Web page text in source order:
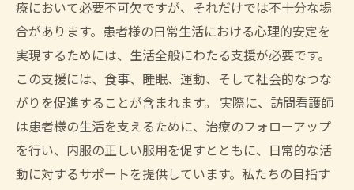
療において必要不可欠ですが、それだけでは不十分な場
合があります。患者様の日常生活における心理的安定を
実現するためには、生活全般にわたる支援が必要です。
この支援には、食事、睡眠、運動、そして社会的なつな
がりを促進することが含まれます。 実際に、訪問看護師
は患者様の生活を支えるために、治療のフォローアップ
を行い、内服の正しい服用を促すとともに、日常的な活
動に対するサポートを提供しています。私たちの目指す